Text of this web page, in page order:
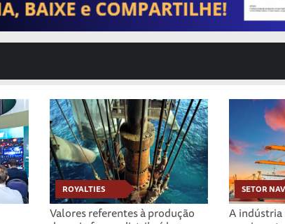
ROYALTIES
Valores referentes à produção
SETOR
A